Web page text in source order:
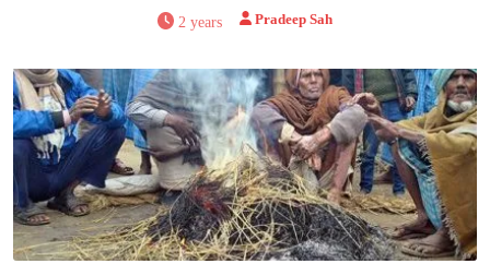
2 years Pradeep Sah